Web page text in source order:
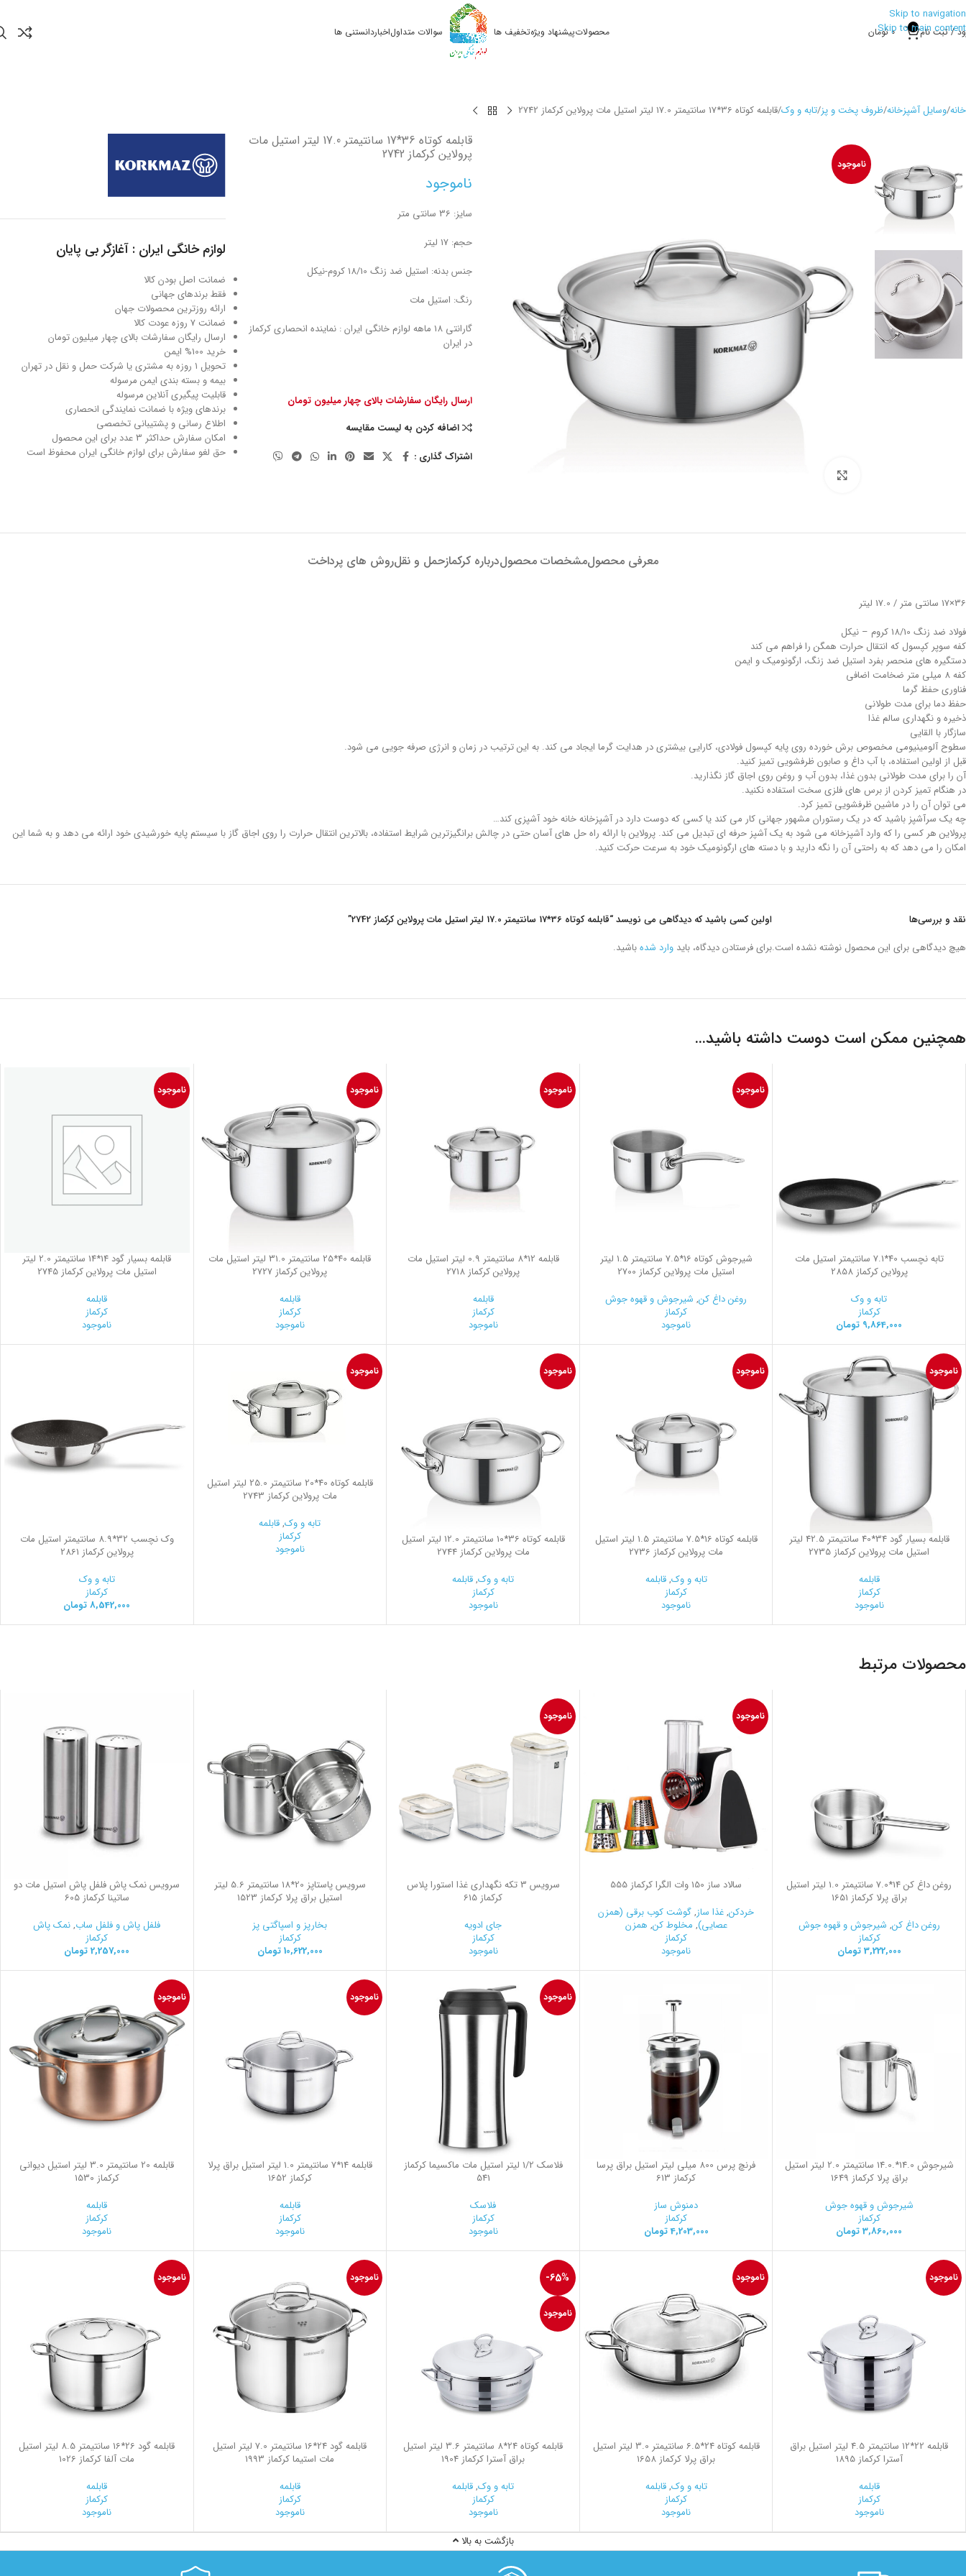
Skip to navigation
Skip to main content
/ ثبت نام 0
0 تومان محصولاتپیشنهاد ویژهتخفیف ها سوالات متداولاخباردانستنی ها
خانه وسایل آشپزخانه ظروف پخت و پز تابه و وک قابلمه کوتاه 36*17 سانتیمتر 17.0 لیتر استیل مات پرولاین کرکماز 2742
ناموجود
قابلمه کوتاه 36*17 سانتیمتر 17.0 لیتر استیل مات
پرولاین کرکماز 2742
ناموجود
سایز: 36 سانتی متر
حجم: 17 لیتر
جنس بدنه: استیل ضد زنگ 18/10 کروم-نیکل
رنگ: استیل مات
گارانتی 18 ماهه لوازم خانگی ایران : نماینده انحصاری کرکماز
در ایران
ارسال رایگان سفارشات بالای چهار میلیون تومان
اضافه کردن به لیست مقایسه
اشتراک گذاری :
لوازم خانگی ایران : آغازگر بی پایان
ضمانت اصل بودن کالا
فقط برندهای جهانی
ارائه روزترین محصولات جهان
ضمانت 7 روزه عودت کالا
ارسال رایگان سفارشات بالای چهار میلیون تومان
خرید 100% ایمن
تحویل ۱ روزه به مشتری یا شرکت حمل و نقل در تهران
بیمه و بسته بندی ایمن مرسوله
قابلیت پیگیری آنلاین مرسوله
برندهای ویژه با ضمانت نمایندگی انحصاری
اطلاع رسانی و پشتیبانی تخصصی
امکان سفارش حداکثر 3 عدد برای این محصول
حق لغو سفارش برای لوازم خانگی ایران محفوظ است
معرفی محصولمشخصات محصولدرباره کرکمازحمل و نقلروش های پرداخت
36×17 سانتی متر / 17.0 لیتر
فولاد ضد زنگ 18/10 کروم – نیکل
کفه سوپر کپسول که انتقال حرارت همگن را فراهم می کند
دستگیره های منحصر بفرد استیل ضد زنگ، ارگونومیک و ایمن
کفه 8 میلی متر ضخامت اضافی
فناوری حفظ گرما
حفظ دما برای مدت طولانی
ذخیره و نگهداری سالم غذا
سازگار با القایی
سطوح آلومینیومی مخصوص برش خورده روی پایه کپسول فولادی، کارایی بیشتری در هدایت گرما ایجاد می کند. به این ترتیب در زمان و انرژی صرفه جویی می شود.
قبل از اولین استفاده، با آب داغ و صابون ظرفشویی تمیز کنید.
آن را برای مدت طولانی بدون غذا، بدون آب و روغن روی اجاق گاز نگذارید.
در هنگام تمیز کردن از برس های فلزی سخت استفاده نکنید.
می توان آن را در ماشین ظرفشویی تمیز کرد.
چه یک سرآشپز باشید که در یک رستوران مشهور جهانی کار می کند یا کسی که دوست دارد در آشپزخانه خانه خود آشپزی کند…
پرولاین هر کسی را که وارد آشپزخانه می شود به یک آشپز حرفه ای تبدیل می کند. پرولاین با ارائه راه حل های آسان حتی در چالش برانگیزترین شرایط استفاده، بالاترین انتقال حرارت را روی اجاق گاز با سیستم پایه خورشیدی خود ارائه می دهد و به شما این
امکان را می دهد که به راحتی آن را نگه دارید و با دسته های ارگونومیک خود به سرعت حرکت کنید.
نقد و بررسی‌ها
هیچ دیدگاهی برای این محصول نوشته نشده است.
اولین کسی باشید که دیدگاهی می نویسد “قابلمه کوتاه 36*17 سانتیمتر 17.0 لیتر استیل مات پرولاین کرکماز 2742”
برای فرستادن دیدگاه، باید وارد شدهباشید.
همچنین ممکن است دوست داشته باشید…
تابه نچسب 40*7.1 سانتیمتر استیل مات
پرولاین کرکماز 2858
تابه و وک
کرکماز
9,864,000 تومان
ناموجود
شیرجوش کوتاه 16*7.5 سانتیمتر 1.5 لیتر
استیل مات پرولاین کرکماز 2700
روغن داغ کن, شیرجوش و قهوه جوش
کرکماز
ناموجود
ناموجود
قابلمه 12*8 سانتیمتر 0.9 لیتر استیل مات
پرولاین کرکماز 2718
قابلمه
کرکماز
ناموجود
ناموجود
قابلمه 40*25 سانتیمتر 31.0 لیتر استیل مات
پرولاین کرکماز 2727
قابلمه
کرکماز
ناموجود
ناموجود
قابلمه بسیار گود 14*14 سانتیمتر 2.0 لیتر
استیل مات پرولاین کرکماز 2745
قابلمه
کرکماز
ناموجود
ناموجود
قابلمه بسیار گود 34*40 سانتیمتر 42.5 لیتر
استیل مات پرولاین کرکماز 2735
قابلمه
کرکماز
ناموجود
ناموجود
قابلمه کوتاه 16*7.5 سانتیمتر 1.5 لیتر استیل
مات پرولاین کرکماز 2736
تابه و وک,قابلمه
کرکماز
ناموجود
ناموجود
قابلمه کوتاه 36*10 سانتیمتر 12.0 لیتر استیل
مات پرولاین کرکماز 2744
تابه و وک,قابلمه
کرکماز
ناموجود
ناموجود
قابلمه کوتاه 40*20 سانتیمتر 25.0 لیتر استیل
مات پرولاین کرکماز 2743
تابه و وک,قابلمه
کرکماز
ناموجود
وک نچسب 32*8.9 سانتیمتر استیل مات
پرولاین کرکماز 2861
تابه و وک
کرکماز
8,542,000 تومان
محصولات مرتبط
روغن داغ کن 14*7.0 سانتیمتر 1.0 لیتر استیل
براق پرلا کرکماز 1651
روغن داغ کن, شیرجوش و قهوه جوش
کرکماز
3,222,000 تومان
ناموجود
سالاد ساز 150 وات الگرا کرکماز 555
خردکن,غذا ساز,گوشت کوب برقی (همزن
عصایی), مخلوط کن, همزن
کرکماز
ناموجود
ناموجود
سرويس 3 تكه نگهداری غذا استورا پلاس
کرکماز 615
جای ادویه
کرکماز
ناموجود
سرویس پاستاپز 20*18 سانتیمتر 5.6 لیتر
استیل براق پرلا کرکماز 1523
بخارپز و اسپاگتی پز
کرکماز
10,622,000تومان
سرویس نمک پاش فلفل پاش استیل مات دو
ساتینا کرکماز 605
فلفل پاش و فلفل ساب,نمک پاش
کرکماز
2,257,000 تومان
شیرجوش 14.0*.14.0 سانتیمتر 2.0 لیتر استیل
براق پرلا کرکماز 1649
شیرجوش و قهوه جوش
کرکماز
3,860,000 تومان
فرنچ پرس 800 میلی لیتر استیل براق پرسا
کرکماز 613
دمنوش ساز
کرکماز
4,203,000 تومان
ناموجود
فلاسك 1/2 ليتر استيل مات ماكسيما کرکماز
541
فلاسک
کرکماز
ناموجود
ناموجود
قابلمه 14*7 سانتیمتر 1.0 لیتر استیل براق پرلا
کرکماز 1652
قابلمه
کرکماز
ناموجود
ناموجود
قابلمه 20 سانتیمتر 3.0 لیتر استیل ديواني
کرکماز 1530
قابلمه
کرکماز
ناموجود
ناموجود
قابلمه 22*12 سانتیمتر 4.5 لیتر استیل براق
آسترا کرکماز 1895
قابلمه
کرکماز
ناموجود
ناموجود
قابلمه کوتاه 24*6.5 سانتیمتر 3.0 لیتر استیل
براق پرلا کرکماز 1658
تابه و وک,قابلمه
کرکماز
ناموجود
-65%
ناموجود
قابلمه کوتاه 24*8 سانتیمتر 3.6 لیتر استیل
براق آسترا کرکماز 1904
تابه و وک,قابلمه
کرکماز
ناموجود
ناموجود
قابلمه گود 24*16 سانتیمتر 7.0 لیتر استیل
مات استیما کرکماز 1993
قابلمه
کرکماز
ناموجود
ناموجود
قابلمه گود 26*16 سانتیمتر 8.5 لیتر استیل
مات آلفا کرکماز 1026
قابلمه
کرکماز
ناموجود
بازگشت به بالا